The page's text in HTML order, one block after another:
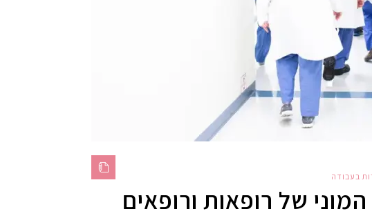
בעבודה
המוני של רופאות ורופאים